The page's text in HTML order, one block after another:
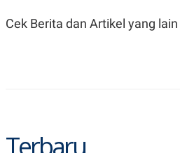
KL
JARINGAN
Cek Berita dan Artikel yang lain
Terbaru